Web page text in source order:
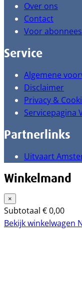
Over ons
Contact
Voor abonnees
Service
Algemene
Disclaimer
Privacy &
Servicepagina
Partnerlinks
Uitvaart
Winkelmand
×
Subtotaal €0,00
Bekijk winkelwagen